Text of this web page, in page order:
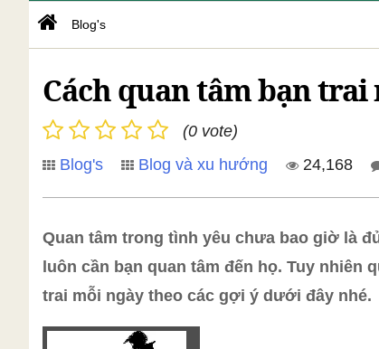
Blog's
Cách quan tâm bạn trai
(0 vote)
Blog's
Blog và xu hướng 24,168
Quan tâm trong tình yêu chưa bao giờ là
luôn cần bạn quan tâm đến họ. Tuy nhiên
trai mỗi ngày theo các gợi ý dưới đây nhé.